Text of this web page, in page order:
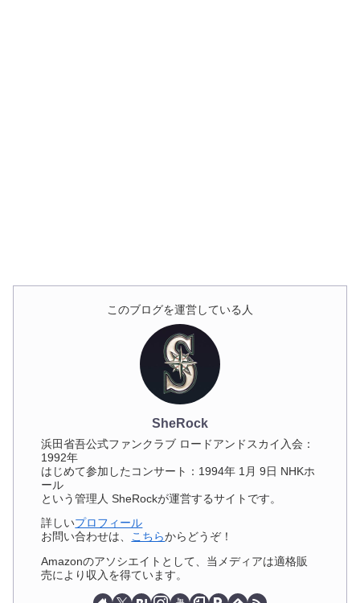
このブログを運営している人
SheRock
浜田省吾公式ファンクラブ ロードアンドスカイ入会：
1992年
はじめて参加したコンサート：1994年 1月 9日 NHKホ
ール
という管理人 SheRockが運営するサイトです。
詳しいプロフィール
お問い合わせは、 こちらからどうぞ！
Amazonのアソシエイトとして、当メディアは適格販
売により収入を得ています。